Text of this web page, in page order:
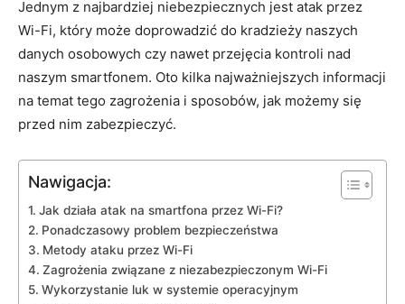
Jednym z najbardziej niebezpiecznych jest atak przez
Wi-Fi, który może doprowadzić do kradzieży naszych
danych osobowych czy nawet przejęcia kontroli nad
naszym smartfonem. Oto kilka najważniejszych informacji
na temat tego zagrożenia i sposobów, jak możemy się
przed nim zabezpieczyć.
Nawigacja:
Jak działa atak na smartfona przez Wi-Fi?
Ponadczasowy problem bezpieczeństwa
Metody ataku przez Wi-Fi
Zagrożenia związane z niezabezpieczonym Wi-Fi
Wykorzystanie luk w systemie operacyjnym